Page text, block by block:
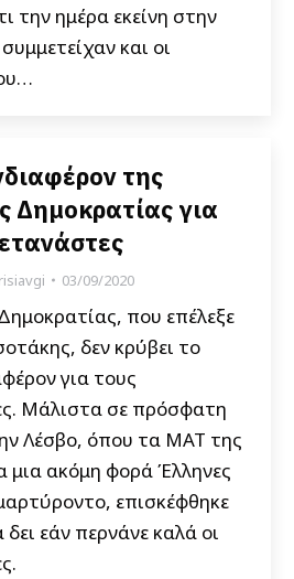
την ημέρα εκείνη στην
και οι
της
Δημοκρατίας για
03/09/2020
που επέλεξε
δεν κρύβει το
για τους
Μάλιστα σε πρόσφατη
Λέσβο, όπου τα ΜΑΤ της
μια ακόμη φορά Έλληνες
επισκέφθηκε
εάν περνάνε καλά οι